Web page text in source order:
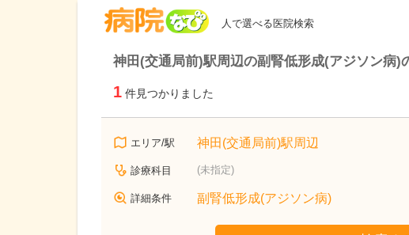
人で選べる医院検索
神田(交通局前)駅周辺の副腎低形成(アジソン病)
1 件見つかりました
エリア/駅 神田(交通局前)駅周辺
診療科目 (未指定)
詳細条件 副腎低形成(アジソン病)